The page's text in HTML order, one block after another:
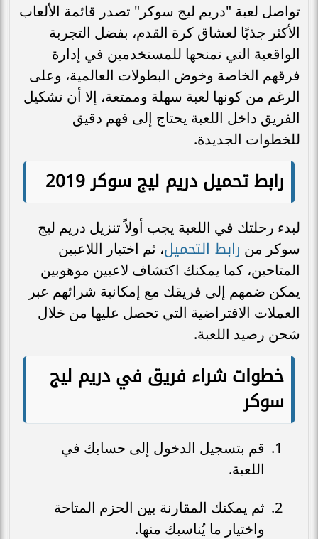
تواصل لعبة "دريم ليج سوكر" تصدر قائمة الألعاب
الأكثر جذبًا لعشاق كرة القدم، بفضل التجربة
الواقعية التي تمنحها للمستخدمين في إدارة
فرقهم الخاصة وخوض البطولات العالمية، وعلى
الرغم من كونها لعبة سهلة وممتعة، إلا أن تشكيل
الفريق داخل اللعبة يحتاج إلى فهم دقيق
للخطوات الجديدة.
رابط تحميل دريم ليج سوكر 2019
لبدء رحلتك في اللعبة يجب أولاً تنزيل دريم ليج
سوكر من رابط التحميل، ثم اختيار اللاعبين
المتاحين، كما يمكنك اكتشاف لاعبين موهوبين
يمكن ضمهم إلى فريقك مع إمكانية شرائهم عبر
العملات الافتراضية التي تحصل عليها من خلال
شحن رصيد اللعبة.
خطوات شراء فريق في دريم ليج
سوكر
قم بتسجيل الدخول إلى حسابك في
اللعبة.
ثم يمكنك المقارنة بين الحزم المتاحة
واختيار ما يُناسبك منها.